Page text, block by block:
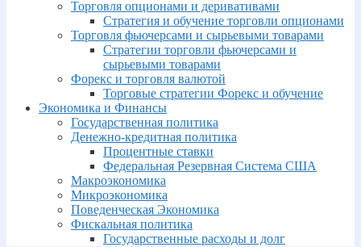
Торговля опционами и деривативами
Стратегия и обучение торговли опционами
Торговля фьючерсами и сырьевыми товарами
Стратегии торговли фьючерсами и
сырьевыми товарами
Форекс и торговля валютой
Торговые стратегии Форекс и обучение
Экономика и Финансы
Государственная политика
Денежно-кредитная политика
Процентные ставки
Федеральная Резервная Система США
Макроэкономика
Микроэкономика
Поведенческая Экономика
Фискальная политика
Государственные расходы и долг